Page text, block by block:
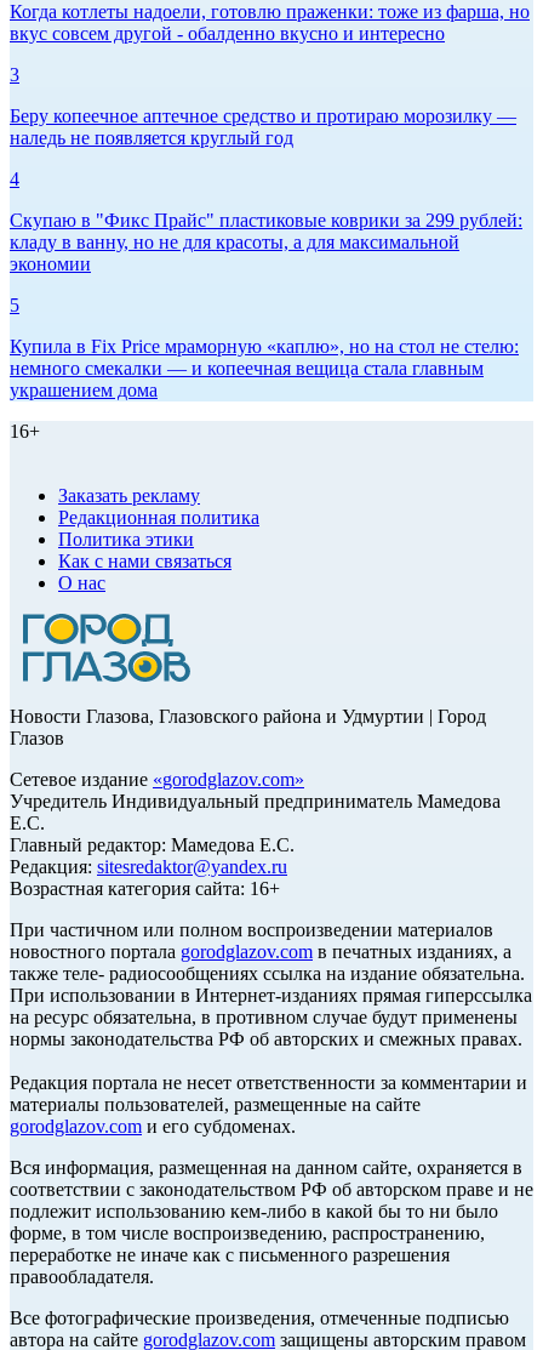
Когда котлеты надоели, готовлю праженки: тоже из фарша, но
вкус совсем другой - обалденно вкусно и интересно
3
Беру копеечное аптечное средство и протираю морозилку —
наледь не появляется круглый год
4
Скупаю в "Фикс Прайс" пластиковые коврики за 299 рублей:
кладу в ванну, но не для красоты, а для максимальной
экономии
5
Купила в Fix Price мраморную «каплю», но на стол не стелю:
немного смекалки — и копеечная вещица стала главным
украшением дома
16+
Заказать рекламу
Редакционная политика
Политика этики
Как с нами связаться
О нас
Новости Глазова, Глазовского района и Удмуртии | Город
Глазов
Сетевое издание «gorodglazov.com»
Учредитель Индивидуальный предприниматель Мамедова
Е.С.
Главный редактор: Мамедова Е.С.
Редакция: sitesredaktor@yandex.ru
Возрастная категория сайта: 16+
При частичном или полном воспроизведении материалов
новостного портала gorodglazov.com в печатных изданиях, а
также теле- радиосообщениях ссылка на издание обязательна.
При использовании в Интернет-изданиях прямая гиперссылка
на ресурс обязательна, в противном случае будут применены
нормы законодательства РФ об авторских и смежных правах.
Редакция портала не несет ответственности за комментарии и
материалы пользователей, размещенные на сайте
gorodglazov.com и его субдоменах.
Вся информация, размещенная на данном сайте, охраняется в
соответствии с законодательством РФ об авторском праве и не
подлежит использованию кем-либо в какой бы то ни было
форме, в том числе воспроизведению, распространению,
переработке не иначе как с письменного разрешения
правообладателя.
Все фотографические произведения, отмеченные подписью
автора на сайте gorodglazov.com защищены авторским правом